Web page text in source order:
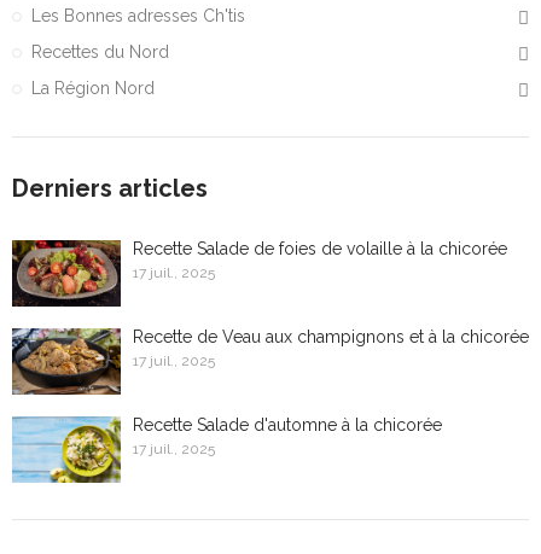
Les Bonnes adresses Ch'tis
Recettes du Nord
La Région Nord
Derniers articles
Recette Salade de foies de volaille à la chicorée
17 juil., 2025
Recette de Veau aux champignons et à la chicorée
17 juil., 2025
Recette Salade d'automne à la chicorée
17 juil., 2025